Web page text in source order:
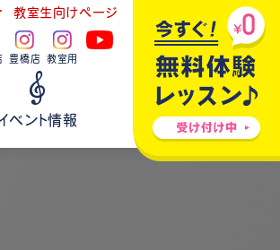
教室生向けページ
豊橋店 教室用
ベント情報